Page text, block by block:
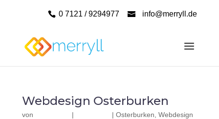
0 7121 / 9294977 info@merryll.de
Webdesign Osterburken
von | | Osterburken Webdesign